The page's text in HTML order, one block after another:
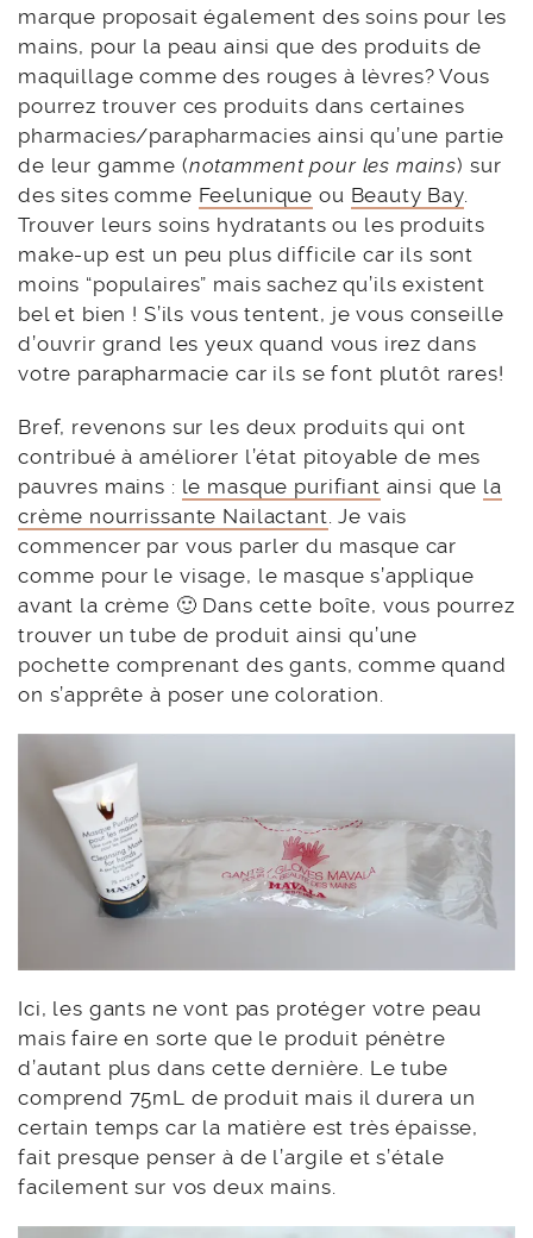
marque proposait également des soins pour les
mains, pour la peau ainsi que des produits de
maquillage comme des rouges à lèvres? Vous
pourrez trouver ces produits dans certaines
pharmacies/parapharmacies ainsi qu’une partie
de leur gamme (notamment pour les mains) sur
des sites comme Feelunique ou Beauty Bay
Trouver leurs soins hydratants ou les produits
make-up est un peu plus difficile car ils sont
moins “populaires” mais sachez qu’ils existent
bel et bien ! S’ils vous tentent, je vous conseille
d’ouvrir grand les yeux quand vous irez dans
votre parapharmacie car ils se font plutôt rares!
Bref, revenons sur les deux produits qui ont
contribué à améliorer l’état pitoyable de mes
pauvres mains : le masque purifiant ainsi que la
crème nourrissante Nailactant . Je vais
commencer par vous parler du masque car
comme pour le visage, le masque s’applique
avant la crème 🙂 Dans cette boîte, vous pourrez
trouver un tube de produit ainsi qu’une
pochette comprenant des gants, comme quand
on s’apprête à poser une coloration.
Ici, les gants ne vont pas protéger votre peau
mais faire en sorte que le produit pénètre
d’autant plus dans cette dernière. Le tube
comprend 75mL de produit mais il durera un
certain temps car la matière est très épaisse,
fait presque penser à de l’argile et s’étale
facilement sur vos deux mains.